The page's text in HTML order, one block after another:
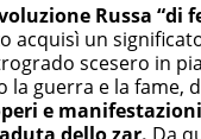
Russa “di
acquisì un
scesero in
guerra e la fame,
e
dello zar. Da